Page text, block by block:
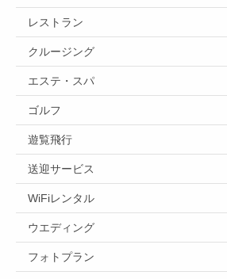
レストラン
クルージング
エステ・スパ
ゴルフ
遊覧飛行
送迎サービス
WiFiレンタル
ウエディング
フォトプラン